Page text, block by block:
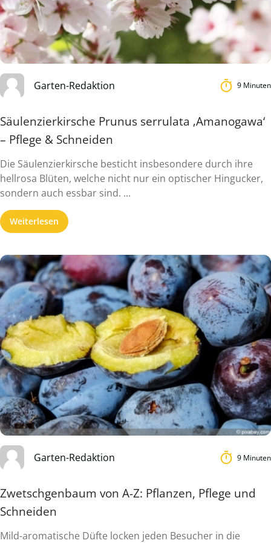
Garten-Redaktion 9 Minuten
Säulenzierkirsche Prunus serrulata ‚Amanogawa‘
– Pflege & Schneiden
Die Säulenzierkirsche besticht insbesondere durch ihre
hellrosa Blüten, welche nicht nur ein optischer Hingucker,
sondern auch essbar sind. ...
Weiterlesen
Garten-Redaktion 9 Minuten
Zwetschgenbaum von A-Z: Pflanzen, Pflege und
Schneiden
Mild-aromatische Düfte locken jeden Besucher in die